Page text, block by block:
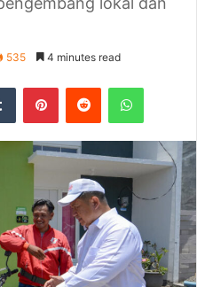
535 4 minutes read
Tumblr PinterestReddit